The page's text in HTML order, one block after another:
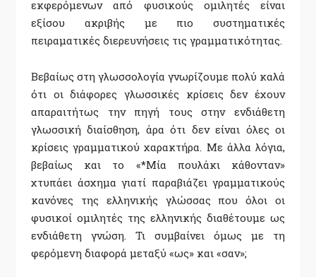
εκφερόμενων από φυσικούς ομιλητές είναι
εξίσου ακριβής με πιο συστηματικές
πειραματικές διερευνήσεις τις γραμματικότητας.
Βεβαίως στη γλωσσολογία γνωρίζουμε πολύ καλά
ότι οι διάφορες γλωσσικές κρίσεις δεν έχουν
απαραιτήτως την πηγή τους στην ενδιάθετη
γλωσσική διαίσθηση, άρα ότι δεν είναι όλες οι
κρίσεις γραμματικού χαρακτήρα. Με άλλα λόγια,
βεβαίως και το «*Μία πουλάκι κάθονταν»
χτυπάει άσχημα γιατί παραβιάζει γραμματικούς
κανόνες της ελληνικής γλώσσας που όλοι οι
φυσικοί ομιλητές της ελληνικής διαθέτουμε ως
ενδιάθετη γνώση. Τι συμβαίνει όμως με τη
φερόμενη διαφορά μεταξύ «ως» και «σαν»;